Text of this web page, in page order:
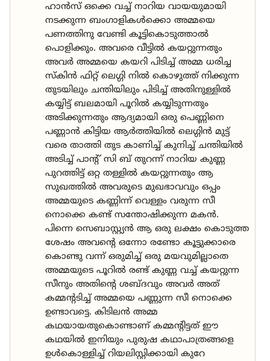
ഹാൻസ് ഒക്കെ വച്ച് നാറിയ വായയുമായി
നടക്കുന്ന ബംഗാളികൾക്കൊ അമ്മയെ
പണത്തിനു വേണ്ടി കൂട്ടികൊടുത്താൽ
പൊളിക്കും. അവരെ വീട്ടിൽ കയറ്റുന്നതും
അവർ അമ്മയെ കയറി പിടിച്ച് അമ്മ ധരിച്ച
സ്കിൻ ഫിറ്റ് ലെഗ്ഗി നിൽ കൊഴുത്ത് നിക്കുന്ന
തുടയിലും ചന്തിയിലും പിടിച്ച് അതിനുള്ളിൽ
കയ്യിട്ട് ബലമായി പൂറിൽ കയ്യിടുന്നതും
അടിക്കുന്നതും ആദ്യമായി ഒരു പെണ്ണിനെ
പണ്ണാൻ കിട്ടിയ ആർത്തിയിൽ ലെഗ്ഗിൻ മുട്ട്
വരെ താത്തി തുട കാണിച്ച് കുനിച്ച് ചന്തിയിൽ
അടിച്ച് പാൻ്റ് സി ബ് തുറന്ന് നാറിയ കുണ്ണ
പുറത്തിട്ട് ഒറ്റ തള്ളിൽ കയറ്റുന്നതും ആ
സുഖത്തിൽ അവരുടെ മുഖഭാവവും ഒപ്പം
അമ്മയുടെ കണ്ണിന്ന് വെള്ളം വരുന്ന സീ
നൊക്കെ കണ്ട് സന്തോഷിക്കുന്ന മകൻ.
പിന്നെ സെബാസ്റ്റ്യൻ ആ ഒരു ലക്ഷം കൊടുത്ത
ശേഷം അവൻ്റെ ഒന്നോ രണ്ടോ കൂട്ടുക്കാരെ
കൊണ്ടു വന്ന് ഒരുമിച്ച് ഒരു മയവുമില്ലാതെ
അമ്മയുടെ പൂറിൽ രണ്ട് കുണ്ണ വച്ച് കയറ്റുന്ന
സീനും അതിൻ്റെ ശബ്ദവും അവർ അത്
കമ്മൻ്റടിച്ച് അമ്മയെ പണ്ണുന്ന സീ നൊക്കെ
ഉണ്ടാവട്ടെ. കിടിലൻ അമ്മ
കഥയായതുകൊണ്ടാണ് കമ്മൻ്റിട്ടത് ഈ
കഥയിൽ ഇനിയും പുരുഷ കഥാപാത്രങ്ങളെ
ഉൾകൊള്ളിച്ച് റിയലിസ്റ്റിക്കായി കുറേ